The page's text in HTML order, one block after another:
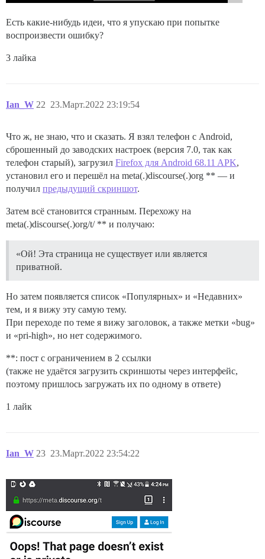
Есть какие-нибудь идеи, что я упускаю при попытке
воспроизвести ошибку?
3 лайка
Ian_W 23.Март.2022 23:19:54
22
Что ж, не знаю, что и сказать. Я взял телефон с Android,
сброшенный до заводских настроек (версия 7.0, так как
телефон старый), загрузил Firefox для Android 68.11 APK,
установил его и перешёл на meta(.)discourse(.)org ** — и
получил предыдущий скриншот.
Затем всё становится странным. Перехожу на
meta(.)discourse(.)org/t/ ** и получаю:
«Ой! Эта страница не существует или является
приватной.
Но затем появляется список «Популярных» и «Недавних»
тем, и я вижу эту самую тему.
При переходе по теме я вижу заголовок, а также метки «bug»
и «pri-high», но нет содержимого.
**: пост с ограничением в 2 ссылки
(также не удаётся загрузить скриншоты через интерфейс,
поэтому пришлось загружать их по одному в ответе)
1 лайк
Ian_W 23.Март.2022 23:54:22
23